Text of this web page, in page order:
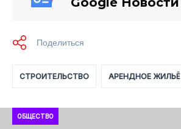
СТРОИТЕЛЬСТВО АРЕНДНОЕ ЖИЛЬЁ
ОБЩЕСТВО